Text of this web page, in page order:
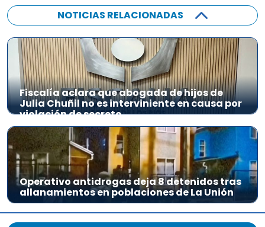
NOTICIAS RELACIONADAS
Fiscalía aclara que abogada de hijos de
Julia Chuñil no es interviniente en causa por
violación de secreto
Operativo antidrogas deja 8 detenidos tras
allanamientos en poblaciones de La Unión